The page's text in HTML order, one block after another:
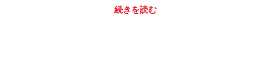
続きを読む